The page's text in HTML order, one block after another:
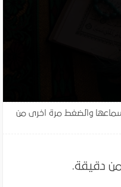
والضغط مرة اخرى من
دقيقة.